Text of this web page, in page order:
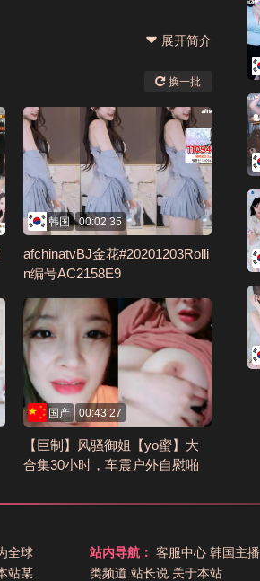
展开简介
换一批
韩国 00:02:35
afchinatvBJ金花#20201203Rolli
n编号AC2158E9
国产 00:43:27
【巨制】风骚御姐【yo蜜】大
合集30小时，车震户外自慰啪
全球
站某
站内导航： 客服中心 韩国主播
类频道 站长说 关于本站